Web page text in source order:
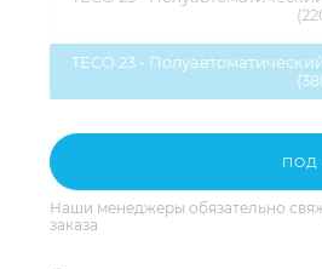
TECO 23 -
ПОД
Наши менеджеры обязательно
заказа